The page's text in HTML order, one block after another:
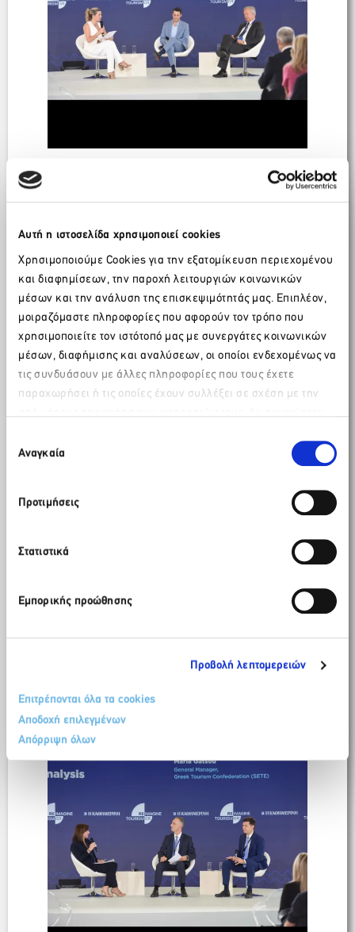
Αυτή η ιστοσελίδα χρησιμοποιεί cookies
Χρησιμοποιούμε Cookies για την εξατομίκευση περιεχομένου
και διαφημίσεων, την παροχή λειτουργιών κοινωνικών
μέσων και την ανάλυση της επισκεψιμότητάς μας. Επιπλέον,
μοιραζόμαστε πληροφορίες που αφορούν τον τρόπο που
χρησιμοποιείτε τον ιστότοπό μας με συνεργάτες κοινωνικών
μέσων, διαφήμισης και αναλύσεων, οι οποίοι ενδεχομένως να
τις συνδυάσουν με άλλες πληροφορίες που τους έχετε
παραχωρήσει ή τις οποίες έχουν συλλέξει σε σχέση με την
των Cookies μας.
συγκατάθεσης
Αναγκαία
Προτιμήσεις
Στατιστικά
Εμπορικής προώθησης
Προβολή λεπτομερειών
Επιτρέπονται όλα τα cookies
Αποδοχή επιλεγμένων
Απόρριψη όλων